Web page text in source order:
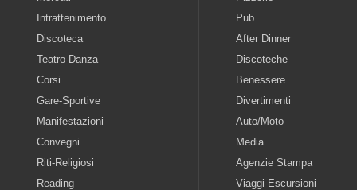
Intrattenimento
Discoteca
Teatro-Danza
Corsi
Gare-Sportive
Manifestazioni
Convegni
Riti-Religiosi
Reading
Pub
After Dinner
Discoteche
Benessere
Divertimenti
Auto/Moto
Media
Agenzie Stampa
Viaggi Escursioni